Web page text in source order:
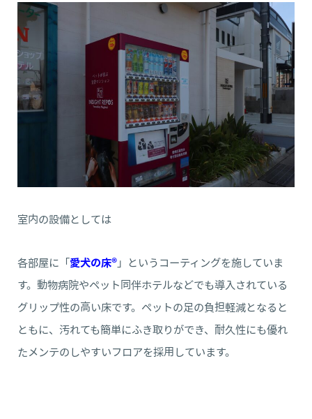
室内の設備としては
各部屋に「 愛犬の床® 」というコーティングを施していま
す。動物病院やペット同伴ホテルなどでも導入されている
グリップ性の高い床です。ペットの足の負担軽減となると
ともに、汚れても簡単にふき取りができ、耐久性にも優れ
たメンテのしやすいフロアを採用しています。